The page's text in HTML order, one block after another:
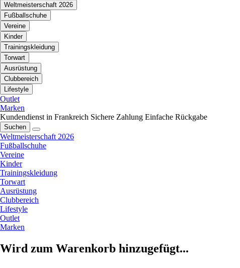
Weltmeisterschaft 2026
Fußballschuhe
Vereine
Kinder
Trainingskleidung
Torwart
Ausrüstung
Clubbereich
Lifestyle
Outlet
Marken
Kundendienst in Frankreich Sichere Zahlung Einfache Rückgabe
Suchen
Weltmeisterschaft 2026
Fußballschuhe
Vereine
Kinder
Trainingskleidung
Torwart
Ausrüstung
Clubbereich
Lifestyle
Outlet
Marken
Wird zum Warenkorb hinzugefügt...